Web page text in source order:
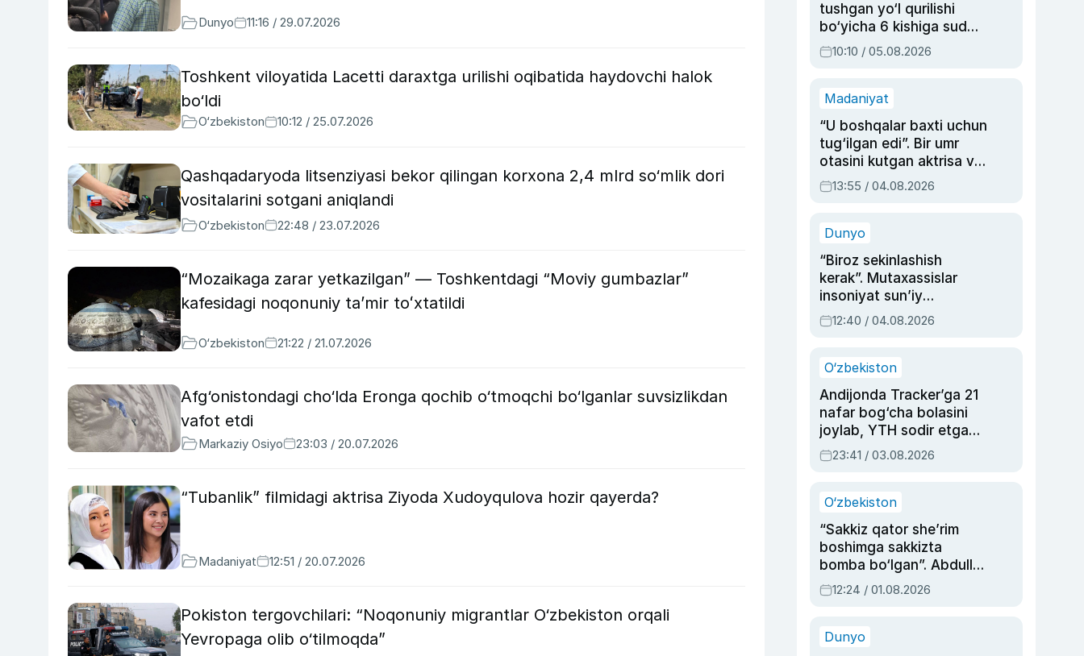
Dunyo 11:16 / 29.07.2026
Toshkent viloyatida Lacetti daraxtga urilishi oqibatida haydovchi halok
bo‘ldi
O‘zbekiston 10:12 / 25.07.2026
Qashqadaryoda litsenziyasi bekor qilingan korxona 2,4 mlrd so‘mlik dori
vositalarini sotgani aniqlandi
O‘zbekiston 22:48 / 23.07.2026
“Mozaikaga zarar yetkazilgan” — Toshkentdagi “Moviy gumbazlar”
kafesidagi noqonuniy taʼmir toʻxtatildi
O‘zbekiston 21:22 / 21.07.2026
Afg‘onistondagi cho‘lda Eronga qochib o‘tmoqchi bo‘lganlar suvsizlikdan
vafot etdi
Markaziy Osiyo 23:03 / 20.07.2026
“Tubanlik” filmidagi aktrisa Ziyoda Xudoyqulova hozir qayerda?
Madaniyat 12:51 / 20.07.2026
Pokiston tergovchilari: “Noqonuniy migrantlar O‘zbekiston orqali
Yevropaga olib o‘tilmoqda”
tushgan yo‘l qurilishi
bo‘yicha 6 kishiga sud
hukmi o‘qildi
10:10 / 05.08.2026
Madaniyat
“U boshqalar baxti uchun
tug‘ilgan edi”. Bir umr
otasini kutgan aktrisa va
dublyaj ustasi Rimma
Ahmedovaning
13:55 / 04.08.2026
Dunyo
“Biroz sekinlashish
kerak”. Mutaxassislar
insoniyat sun’iy
intellektni boshqara
olmay qolishidan xavotir
12:40 / 04.08.2026
O‘zbekiston
Andijonda Tracker’ga 21
nafar bog‘cha bolasini
joylab, YTH sodir etgan
ayolga sud hukmi o‘qildi
23:41 / 03.08.2026
O‘zbekiston
“Sakkiz qator she’rim
boshimga sakkizta
bomba bo‘lgan”. Abdulla
Oripovni siyosiy
ayblovlardan asrab
12:24 / 01.08.2026
Dunyo